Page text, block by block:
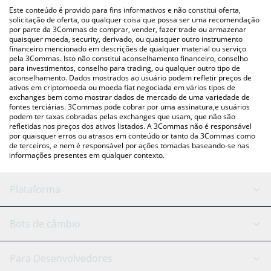
acima para verificar o último preço de Candles nas principais
moedas fiat e criptográficas.
Este conteúdo é provido para fins informativos e não constitui oferta,
solicitação de oferta, ou qualquer coisa que possa ser uma recomendação
por parte da 3Commas de comprar, vender, fazer trade ou armazenar
quaisquer moeda, security, derivado, ou quaisquer outro instrumento
financeiro mencionado em descrições de qualquer material ou serviço
pela 3Commas. Isto não constitui aconselhamento financeiro, conselho
para investimentos, conselho para trading, ou qualquer outro tipo de
aconselhamento. Dados mostrados ao usuário podem refletir preços de
ativos em criptomoeda ou moeda fiat negociada em vários tipos de
exchanges bem como mostrar dados de mercado de uma variedade de
fontes terciárias. 3Commas pode cobrar por uma assinatura,e usuários
podem ter taxas cobradas pelas exchanges que usam, que não são
refletidas nos preços dos ativos listados. A 3Commas não é responsável
por quaisquer erros ou atrasos em conteúdo or tanto da 3Commas como
de terceiros, e nem é responsável por ações tomadas baseando-se nas
informações presentes em qualquer contexto.
Plataforma
Bot GRID
Bots de câmbio
Binance
Para Desenvolvedores